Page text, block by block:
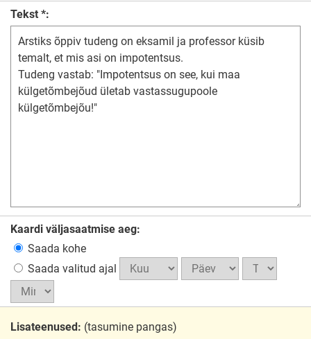
Tekst *:
Kaardi väljasaatmise aeg:
Saada kohe
Saada valitud ajal
Lisateenused: (tasumine pangas)